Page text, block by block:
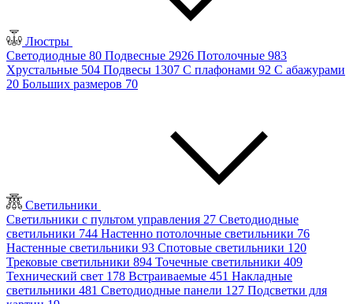
Люстры
Светодиодные 80 Подвесные 2926 Потолочные 983
Хрустальные 504 Подвесы 1307 С плафонами 92 С абажурами
20 Больших размеров 70
Светильники
Светильники с пультом управления 27 Светодиодные
светильники 744 Настенно потолочные светильники 76
Настенные светильники 93 Спотовые светильники 120
Трековые светильники 894 Точечные светильники 409
Технический свет 178 Встраиваемые 451 Накладные
светильники 481 Светодиодные панели 127 Подсветки для